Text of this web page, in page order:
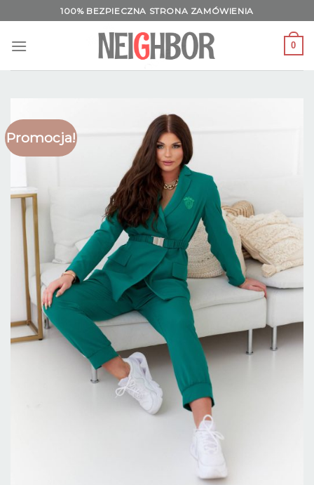
to
content
100% BEZPIECZNA STRONA ZAMÓWIENIA
0
Promocja!